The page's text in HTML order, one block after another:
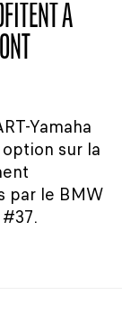
À
Yamaha
sur la
par le BMW